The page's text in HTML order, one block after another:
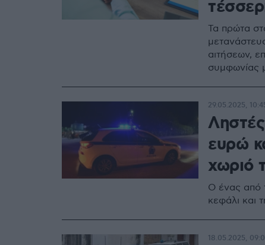
Τα πρώτα
αιτήσεων,
συμφωνίας
ευρώ
χωριό
Ο ένας από
κεφάλι και
29.05.2025,
18.05.2025,